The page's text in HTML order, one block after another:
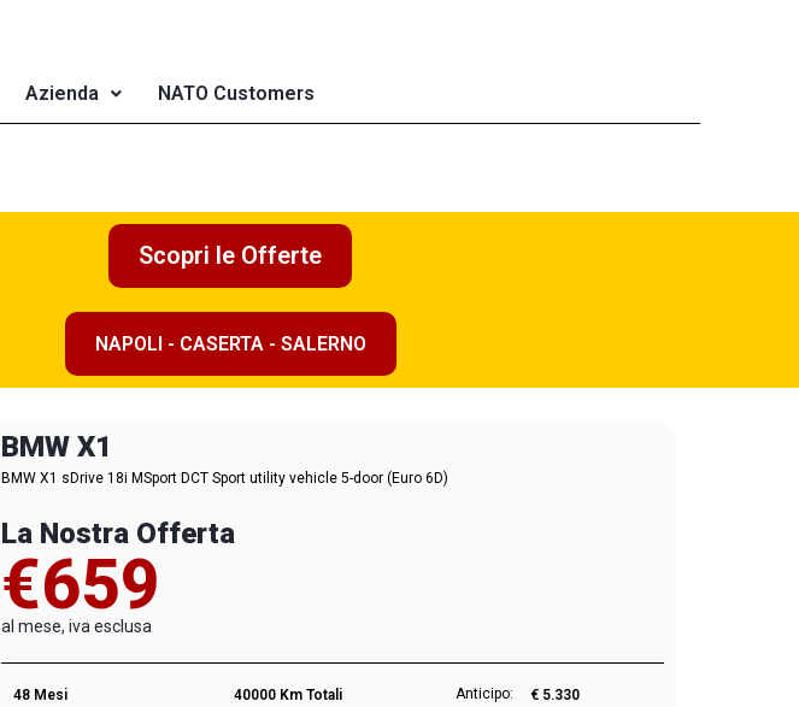
Azienda NATO Customers
Scopri le Offerte
NAPOLI - CASERTA - SALERNO
BMW X1
BMW X1 sDrive 18i MSport DCT Sport utility vehicle 5-door (Euro 6D)
La Nostra Offerta
€659
al mese, iva esclusa
48 Mesi 40000 Km Totali Anticipo: € 5.330